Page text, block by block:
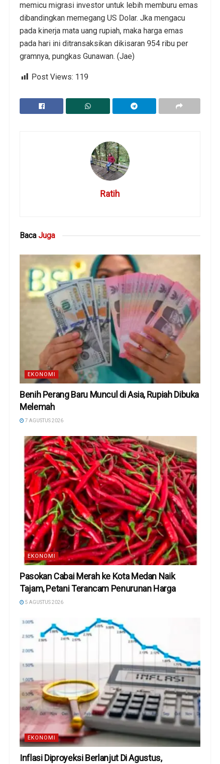
memicu migrasi investor untuk lebih memburu emas
dibandingkan memegang US Dolar. Jka mengacu
pada kinerja mata uang rupiah, maka harga emas
pada hari ini ditransaksikan dikisaran 954 ribu per
gramnya, pungkas Gunawan. (Jae)
Post Views: 119
Ratih
Baca Juga
EKONOMI
Benih Perang Baru Muncul di Asia, Rupiah Dibuka
Melemah
7 AGUSTUS 2026
EKONOMI
Pasokan Cabai Merah ke Kota Medan Naik
Tajam, Petani Terancam Penurunan Harga
5 AGUSTUS 2026
EKONOMI
Inflasi Diproyeksi Berlanjut Di Agustus,